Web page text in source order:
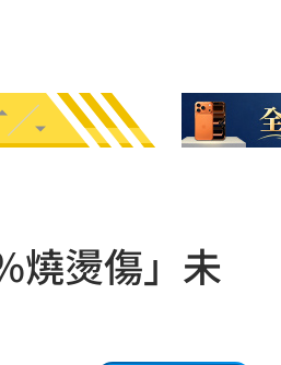
燒燙傷」未